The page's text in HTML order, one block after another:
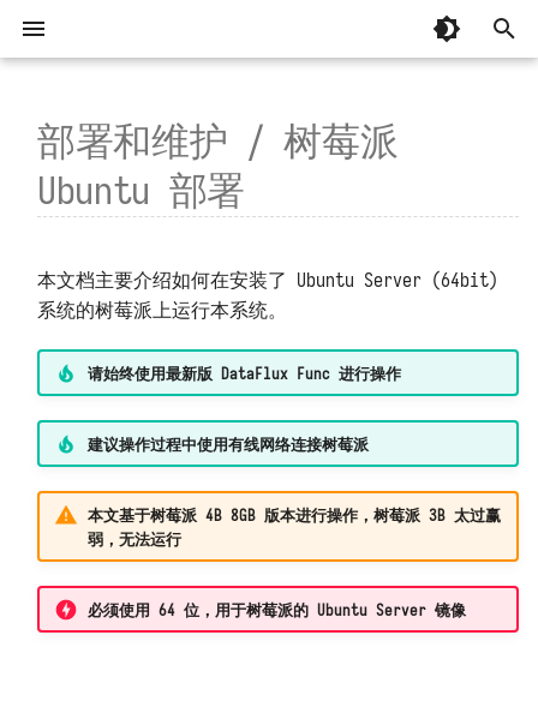
1. 准备工作
1.1 烧录树莓派 SD 卡
1.2 初始化系统
1.3 配置 Wi-Fi 连接（可选）
2. 安装 DataFlux Func
2.1 下载
2.2 安装
2.3 初始化系统
2.4 确认安装
整体
开发模块
脚本库
连接器
环境变量
管理模块
总览
关于
系统设置
定时任务
Access Token
实验性功能
基本概念
编写并调用函数
函数执行过程
API 认证
代码规划编排
连接器订阅
安装第三方包
上传用户 Python 模块
预执行脚本
总览
观测云
TrueWatch
DataFlux Func Sidecar
InfluxDB
MySQL
Memcached
忘记安装目录
安装部署时脚本中断
容器无法正常运行
安装后占据大量主机磁盘
系统启动缓慢
函数执行超时
函数执行无响应
包无法 import 或版本错误
代码无法访问外网
MCP 编程
MCP 函数
📚 专辑：AI 辅助编程 AI 辅助编程
从 OpenCode 接入并实现建站
从 Codex 接入并实现建站
📚 专辑：观测云监控器
有关「监控器」常见问题
掌握「监控器」日志
掌握「消息发送」日志
监控器模板中的函数
监控器、短信、语音计量详解
监控器自动暂停
观测云调试页面
连接并操作观测云 DataKit
通过 DataKit 向观测云写入数据
通过阿里云 DataV 展示数据
接收观测云 Webhook 自定义告警
对接观测云自建通知对象
以往版本 DataFlux Func 7.x
DataFlux Func 6.x
DataFlux Func 5.x
DataFlux Func 2.x
DataFlux Func 1.x
附属版 Func 版本对照表
版本兼容性说明
起步
基础
基础补充
内置库
第三方库
代码片段参考
部署和维护 / 树莓派
Ubuntu 部署
本文档主要介绍如何在安装了 Ubuntu Server (64bit)
系统的树莓派上运行本系统。
请始终使用最新版 DataFlux Func 进行操作
建议操作过程中使用有线网络连接树莓派
本文基于树莓派 4B 8GB 版本进行操作，树莓派 3B 太过赢
弱，无法运行
必须使用 64 位，用于树莓派的 Ubuntu Server 镜像